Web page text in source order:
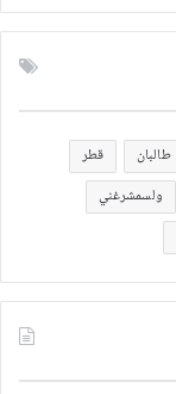
طالبان
قطر
ولسمشرغني